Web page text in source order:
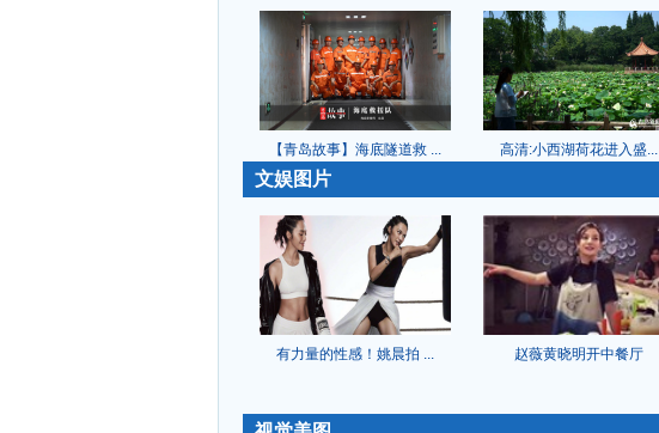
【青岛故事】海底隧道救 ... 高清:小西湖荷花进入盛...
文娱图片
有力量的性感！姚晨拍 ... 赵薇黄晓明开中餐厅